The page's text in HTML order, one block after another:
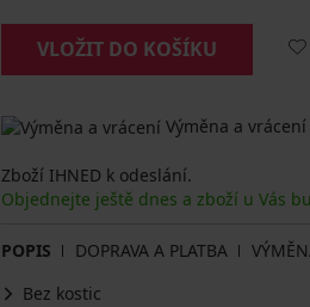
VLOŽIT DO KOŠÍKU
Výměna a
Zboží IHNED k odeslání.
Objednejte ještě dnes a zboží u Vás
POPIS DOPRAVA A PLATBA
Bez kostic